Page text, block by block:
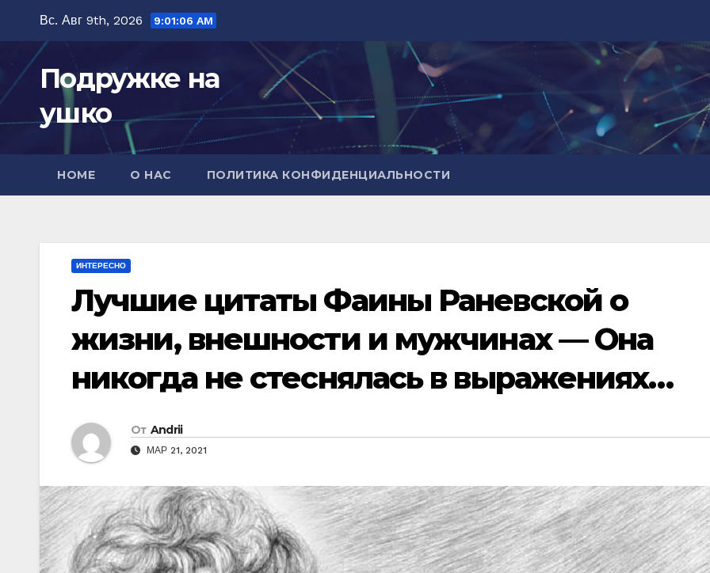
содержимому
Вс. Авг 9th, 2026 9:01:07 AM
Подружке на
ушко
HOME О НАС ПОЛИТИКА КОНФИДЕНЦИАЛЬНОСТИ
ИНТЕРЕСНО
Лучшие цитаты Фаины Раневской о
жизни, внешности и мужчинах — Она
никогда не стеснялась в выражениях…
От Andrii
МАР 21, 2021